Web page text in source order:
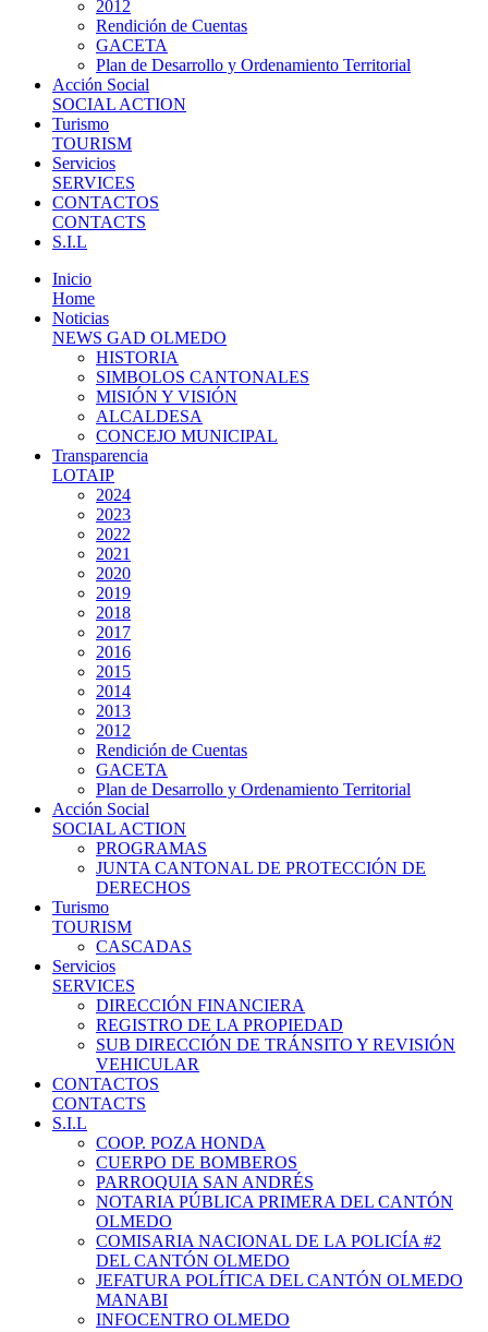
2012
Rendición de Cuentas
GACETA
Plan de Desarrollo y Ordenamiento Territorial
Acción Social
SOCIAL ACTION
Turismo
TOURISM
Servicios
SERVICES
CONTACTOS
CONTACTS
S.I.L
Inicio
Home
Noticias
NEWS GAD OLMEDO
HISTORIA
SIMBOLOS CANTONALES
MISIÓN Y VISIÓN
ALCALDESA
CONCEJO MUNICIPAL
Transparencia
LOTAIP
2024
2023
2022
2021
2020
2019
2018
2017
2016
2015
2014
2013
2012
Rendición de Cuentas
GACETA
Plan de Desarrollo y Ordenamiento Territorial
Acción Social
SOCIAL ACTION
PROGRAMAS
JUNTA CANTONAL DE PROTECCIÓN DE
DERECHOS
Turismo
TOURISM
CASCADAS
Servicios
SERVICES
DIRECCIÓN FINANCIERA
REGISTRO DE LA PROPIEDAD
SUB DIRECCIÓN DE TRÁNSITO Y REVISIÓN
VEHICULAR
CONTACTOS
CONTACTS
S.I.L
COOP. POZA HONDA
CUERPO DE BOMBEROS
PARROQUIA SAN ANDRÉS
NOTARIA PÚBLICA PRIMERA DEL CANTÓN
OLMEDO
COMISARIA NACIONAL DE LA POLICÍA #2
DEL CANTÓN OLMEDO
JEFATURA POLÍTICA DEL CANTÓN OLMEDO
MANABI
INFOCENTRO OLMEDO